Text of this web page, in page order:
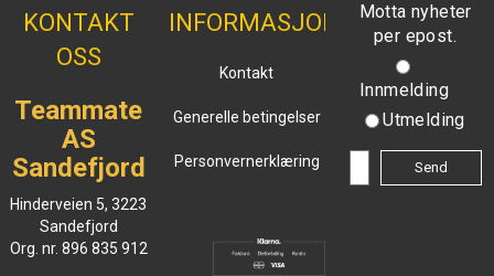
KONTAKT
OSS
Teammate
AS
Sandefjord
Hinderveien 5, 3223
Sandefjord
Org. nr. 896 835 912
INFORMASJON
Kontakt
Generelle betingelser
Personvernerklæring
Motta nyheter
per epost.
Innmelding
Utmelding